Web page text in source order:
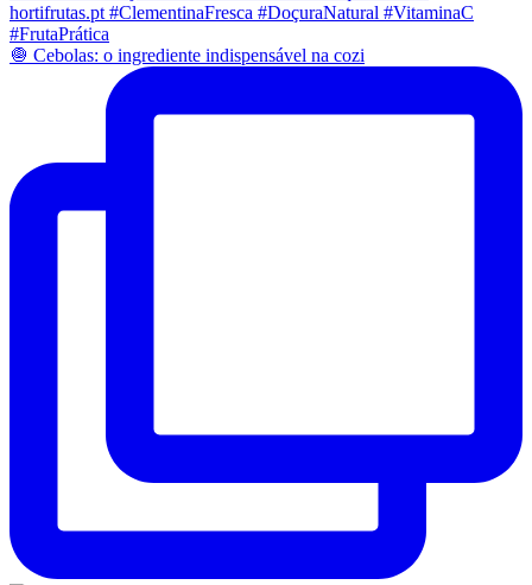
🧅 Cebolas: o ingrediente indispensável na cozi